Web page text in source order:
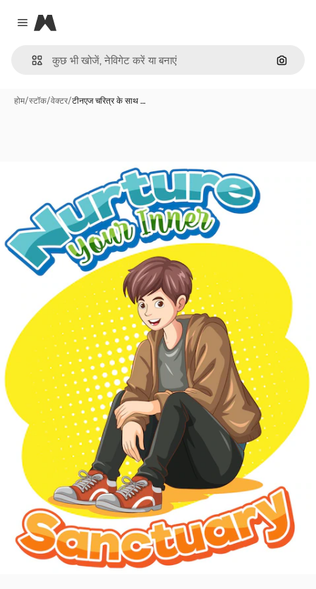
Close menu
Magnific
इमेज से
होम/स्टॉक/वेक्टर/टीनएज चरित्र के साथ …